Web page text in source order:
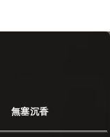
無塞沉香